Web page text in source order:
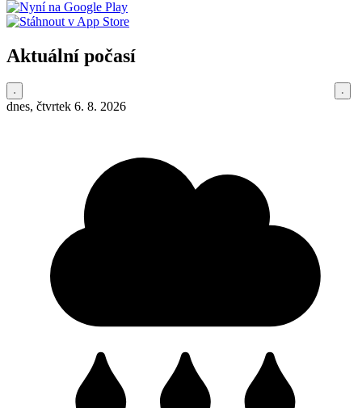
Aktuální počasí
dnes, čtvrtek 6. 8. 2026